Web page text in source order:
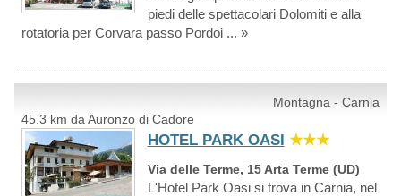
piedi delle spettacolari Dolomiti e alla
rotatoria per Corvara passo Pordoi ... »
Montagna - Carnia
45.3 km da Auronzo di Cadore
HOTEL PARK OASI ★★★
Via delle Terme, 15 Arta Terme (UD)
L'Hotel Park Oasi si trova in Carnia, nel